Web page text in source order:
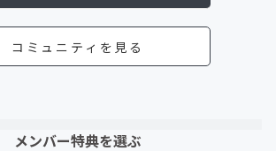
コミュニティを見る
メンバー特典を選ぶ